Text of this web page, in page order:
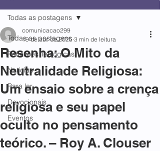
Todas as postagens
Reflexões Teológicas
Notícias
Para ler
Devocionais
Eventos
Todas as postagens
Resenha: O Mito da
Neutralidade Religiosa:
Um ensaio sobre a crença
religiosa e seu papel
oculto no pensamento
teórico. – Roy A. Clouser
comunicacao299
19 de abr. de 2025 3 min de leitura